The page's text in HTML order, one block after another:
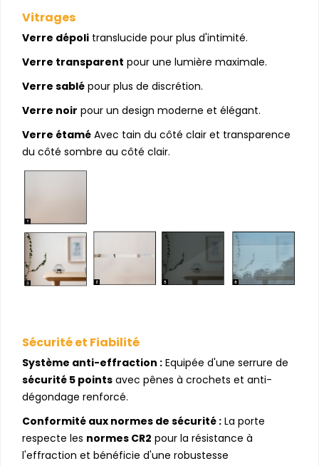
Vitrages
Verre dépoli translucide pour plus d'intimité.
Verre transparent pour une lumière maximale.
Verre sablé pour plus de discrétion.
Verre noir pour un design moderne et élégant.
Verre étamé Avec tain du côté clair et transparence
du côté sombre au côté clair.
Sécurité et Fiabilité
Système anti-effraction : Equipée d'une serrure de
sécurité 5 points avec pênes à crochets et anti-
dégondage renforcé.
Conformité aux normes de sécurité : La porte
respecte les normes CR2 pour la résistance à
l'effraction et bénéficie d'une robustesse